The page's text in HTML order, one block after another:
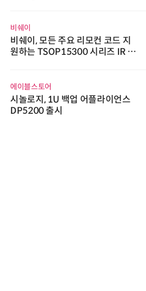
비쉐이
비쉐이, 모든 주요 리모컨 코드 지
원하는 TSOP15300 시리즈 IR 수
에이블스토어
시놀로지, 1U 백업 어플라이언스
DP5200 출시